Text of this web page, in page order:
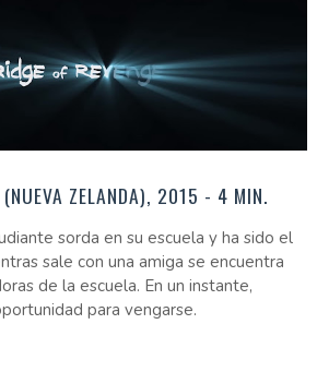
(NUEVA ZELANDA), 2015 - 4 MIN.
sorda en su escuela y ha sido el
sale con una amiga se encuentra
de la escuela. En un instante,
para vengarse.